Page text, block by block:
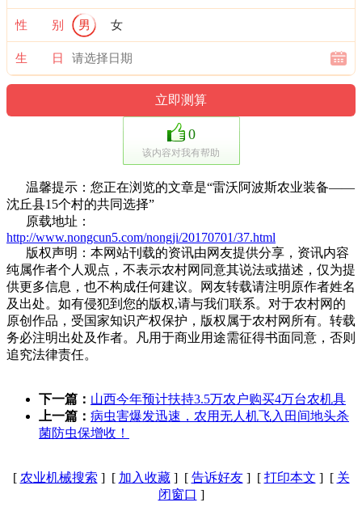
性 别 男 女
生 日
0
该内容对我有帮助
温馨提示：您正在浏览的文章是“雷沃阿波斯农业装备——
沈丘县15个村的共同选择”
原载地址：
http://www.nongcun5.com/nongji/20170701/37.html
版权声明：本网站刊载的资讯由网友提供分享，资讯内容
纯属作者个人观点，不表示农村网同意其说法或描述，仅为提
供更多信息，也不构成任何建议。网友转载请注明原作者姓名
及出处。如有侵犯到您的版权,请与我们联系。对于农村网的
原创作品，受国家知识产权保护，版权属于农村网所有。转载
务必注明出处及作者。凡用于商业用途需征得书面同意，否则
追究法律责任。
下一篇： 山西今年预计扶持3.5万农户购买4万台农机具
上一篇： 病虫害爆发迅速，农用无人机飞入田间地头杀
菌防虫保增收！
[ 农业机械搜索 ] [ 加入收藏] [ 告诉好友] [ 打印本文 ] [ 关
闭窗口 ]